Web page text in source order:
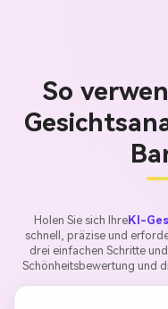
So
Holen Sie sich IhreKI-
schnell, präzise und
drei einfachen Schritte
Schönheitsbewertung und